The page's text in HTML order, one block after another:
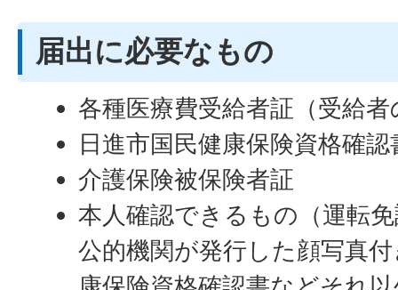
届出に必要なもの
各種医療費受給者証（受給
日進市国民健康保険資格確
介護保険被保険者証
本人確認できるもの（運転
公的機関が発行した顔写真